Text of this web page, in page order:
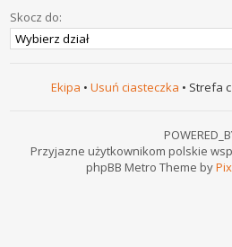
Skocz do:
Ekipa • Usuń ciasteczka • Strefa
Przyjazne użytkownikom polskie
phpBB Metro Theme by